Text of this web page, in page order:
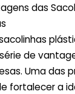
das
de
Uma das
fortalecer a